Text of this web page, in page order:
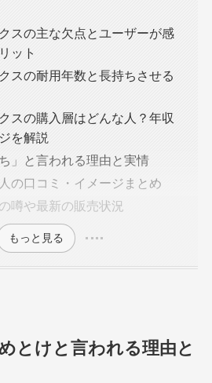
スの主な欠点とユーザーが感
ット
スの耐用年数と長持ちさせる
スの購入層はどんな人？年収
を解説
」と言われる理由と実情
の口コミ・イメージまとめ
噂や最新の販売状況
もっと見る
とけと言われる理由と